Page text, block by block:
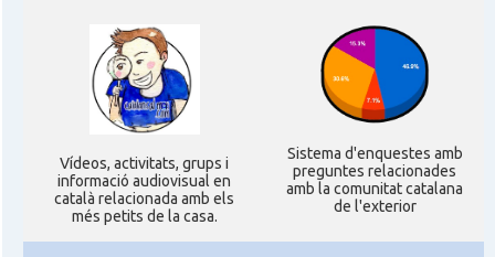
Ví­deos, activitats, grups i
informació audiovisual en
català relacionada amb els
més petits de la casa.
Sistema d'enquestes amb
preguntes relacionades
amb la comunitat catalana
de l'exterior